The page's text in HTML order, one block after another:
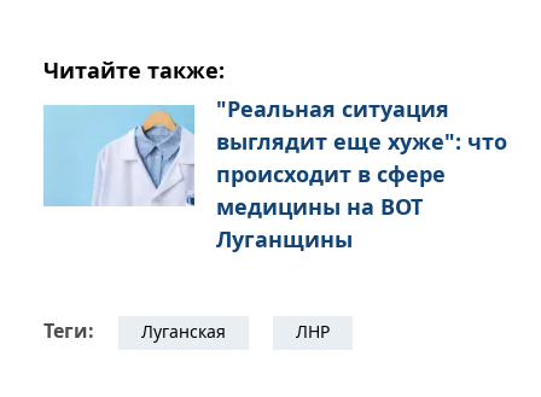
Читайте также:
"Реальная ситуация
выглядит еще хуже": что
происходит в сфере
медицины на ВОТ
Луганщины
Теги: Луганская ЛНР